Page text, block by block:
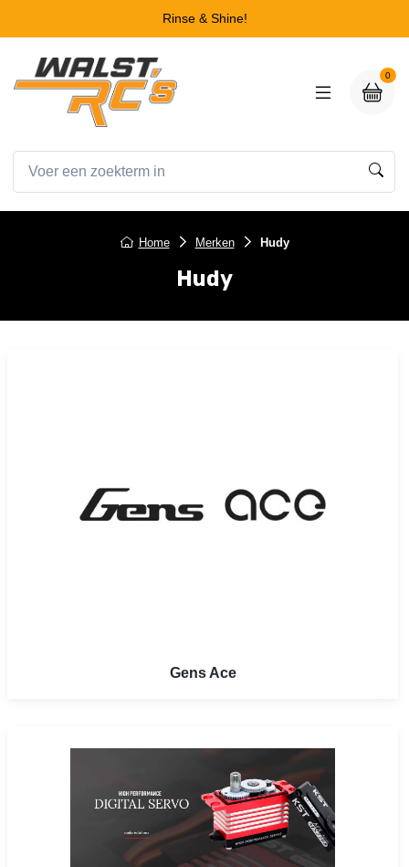
Rinse & Shine!
0
Home Merken Hudy
Hudy
Gens Ace